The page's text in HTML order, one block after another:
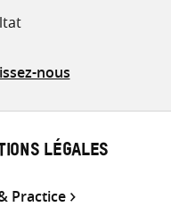
nous
LÉGALES
Practice